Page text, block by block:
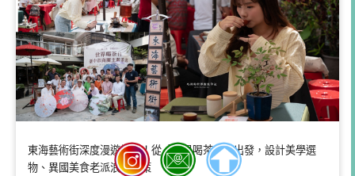
東海藝術街深度漫遊地圖！從「世界喝茶日」出發，設計美學選
物、異國美食老派浪漫散策